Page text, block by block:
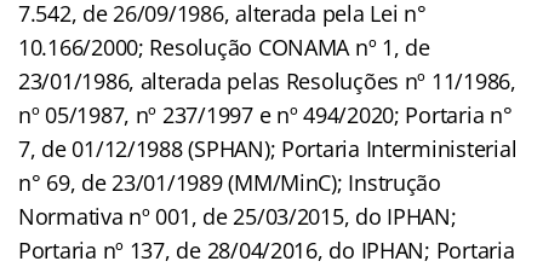
7.542, de 26/09/1986, alterada pela Lei n°
10.166/2000; Resolução CONAMA nº 1, de
23/01/1986, alterada pelas Resoluções nº 11/1986,
nº 05/1987, nº 237/1997 e nº 494/2020; Portaria n°
7, de 01/12/1988 (SPHAN); Portaria Interministerial
n° 69, de 23/01/1989 (MM/MinC); Instrução
Normativa nº 001, de 25/03/2015, do IPHAN;
Portaria nº 137, de 28/04/2016, do IPHAN; Portaria